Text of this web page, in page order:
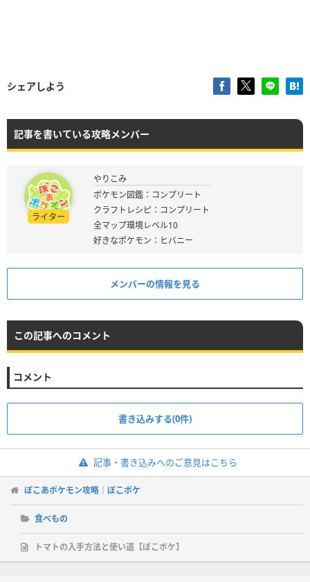
シェアしよう
記事を書いている攻略メンバー
ライター
やりこみ
ポケモン図鑑：コンプリート
クラフトレシピ：コンプリート
全マップ環境レベル10
好きなポケモン：ヒバニー
メンバーの情報を見る
この記事へのコメント
コメント
書き込みする(0件)
記事・書き込みへのご意見はこちら
ぽこあポケモン攻略｜ぽこポケ
食べもの
トマトの入手方法と使い道【ぽこポケ】